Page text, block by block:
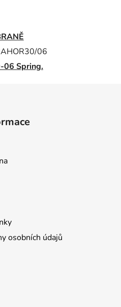
06
06 Spring.
osobních údajů